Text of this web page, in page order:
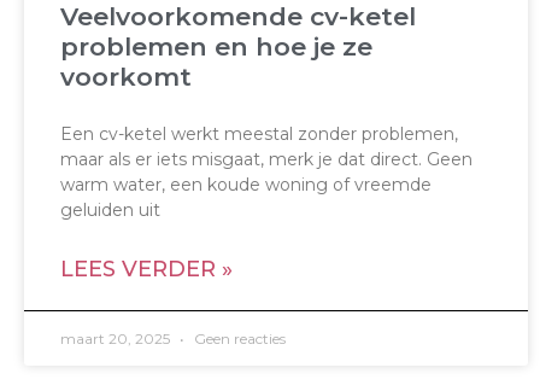
Veelvoorkomende cv-ketel
problemen en hoe je ze
voorkomt
Een cv-ketel werkt meestal zonder problemen,
maar als er iets misgaat, merk je dat direct. Geen
warm water, een koude woning of vreemde
geluiden uit
LEES VERDER »
maart 20, 2025 Geen reacties